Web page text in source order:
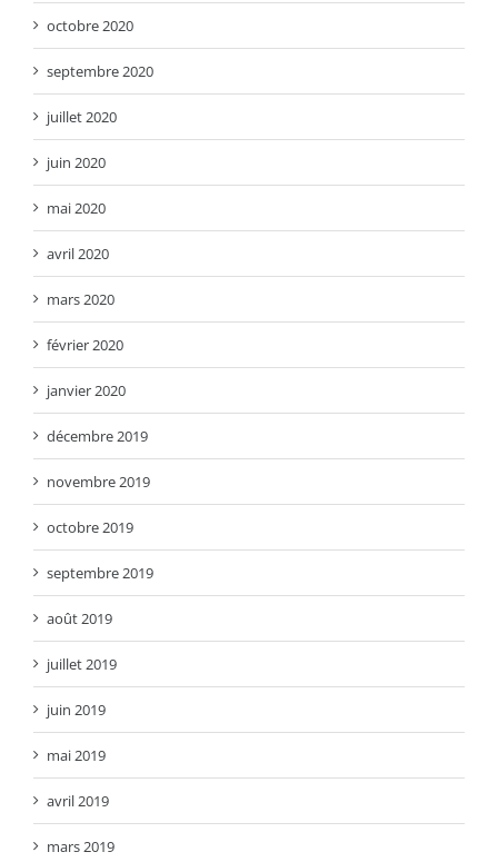
octobre 2020
septembre 2020
juillet 2020
juin 2020
mai 2020
avril 2020
mars 2020
février 2020
janvier 2020
décembre 2019
novembre 2019
octobre 2019
septembre 2019
août 2019
juillet 2019
juin 2019
mai 2019
avril 2019
mars 2019